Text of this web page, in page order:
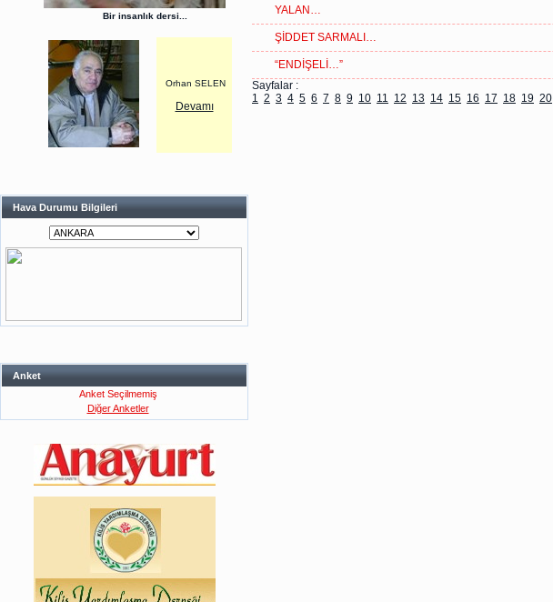
Bir insanlık dersi...
Orhan SELEN
Devamı
Hava Durumu Bilgileri
Anket
Anket Seçilmemiş
Diğer Anketler
YALAN…
ŞİDDET SARMALI…
“ENDİŞELİ…”
Sayfalar :
1 2 3 4 5 6 7 8 9 10 11 12 13 14 15 16 17 18 19 20